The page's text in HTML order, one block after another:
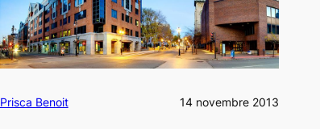
Prisca Benoit 14 novembre 2013